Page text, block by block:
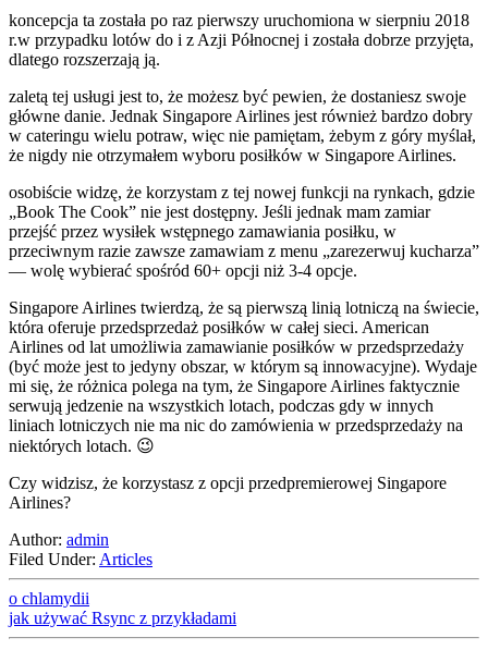
koncepcja ta została po raz pierwszy uruchomiona w sierpniu 2018
r.w przypadku lotów do i z Azji Północnej i została dobrze przyjęta,
dlatego rozszerzają ją.
zaletą tej usługi jest to, że możesz być pewien, że dostaniesz swoje
główne danie. Jednak Singapore Airlines jest również bardzo dobry
w cateringu wielu potraw, więc nie pamiętam, żebym z góry myślał,
że nigdy nie otrzymałem wyboru posiłków w Singapore Airlines.
osobiście widzę, że korzystam z tej nowej funkcji na rynkach, gdzie
„Book The Cook” nie jest dostępny. Jeśli jednak mam zamiar
przejść przez wysiłek wstępnego zamawiania posiłku, w
przeciwnym razie zawsze zamawiam z menu „zarezerwuj kucharza”
— wolę wybierać spośród 60+ opcji niż 3-4 opcje.
Singapore Airlines twierdzą, że są pierwszą linią lotniczą na świecie,
która oferuje przedsprzedaż posiłków w całej sieci. American
Airlines od lat umożliwia zamawianie posiłków w przedsprzedaży
(być może jest to jedyny obszar, w którym są innowacyjne). Wydaje
mi się, że różnica polega na tym, że Singapore Airlines faktycznie
serwują jedzenie na wszystkich lotach, podczas gdy w innych
liniach lotniczych nie ma nic do zamówienia w przedsprzedaży na
niektórych lotach. 😉
Czy widzisz, że korzystasz z opcji przedpremierowej Singapore
Airlines?
Author: admin
Filed Under: Articles
o chlamydii
jak używać Rsync z przykładami